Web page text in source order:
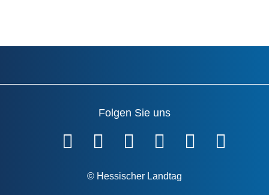
Folgen Sie uns
© Hessischer Landtag